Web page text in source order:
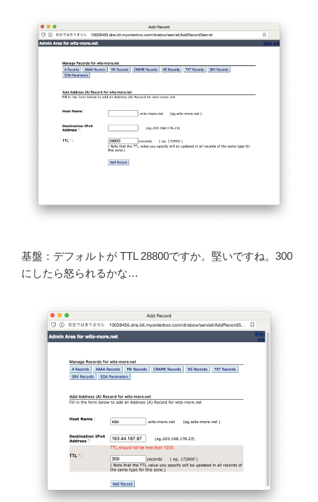
基盤：デフォルトが TTL 28800ですか。堅いですね。300
にしたら怒られるかな…